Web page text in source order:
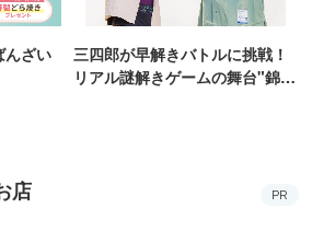
んざい
三四郎が早解きバトルに挑戦！
リアル謎解きゲームの舞台"錦糸
店 PR